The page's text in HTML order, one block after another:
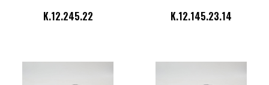
K.12.245.22 K.12.145.23.14